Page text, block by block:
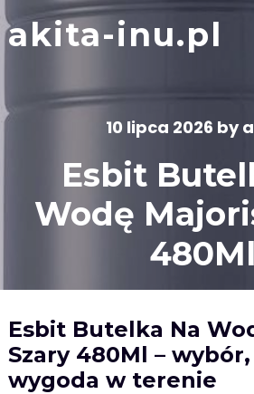
to
content
akita-inu.pl
10 lipca 2026 by
Esbit
Wodę
480Ml
Esbit Butelka Na
Szary 480Ml –
wygoda w terenie